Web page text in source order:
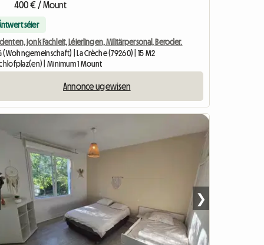
400 € / Mount
séier
jonk Fachleit, Léierlingen, Militärpersonal, Beroder.
(Wohngemeinschaft) | La Crèche (79260) | 15 M2
| Minimum 1 Mount
Annonce ugewisen
❯